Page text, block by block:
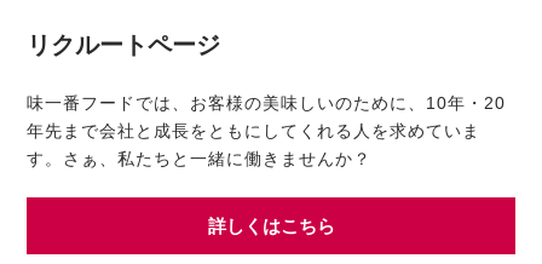
リクルートページ
味一番フードでは、お客様の美味しいのために、10年・20
年先まで会社と成長をともにしてくれる人を求めていま
す。さぁ、私たちと一緒に働きませんか？
詳しくはこちら